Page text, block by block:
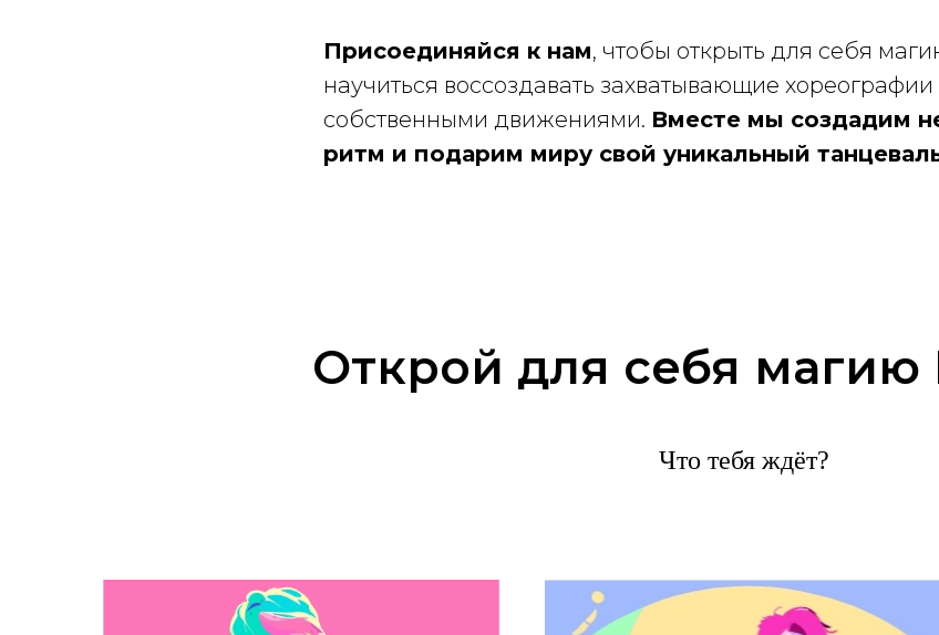
Присоединяйся к нам, чтобы открыть для себя
научиться воссоздавать захватывающие
собственными движениями. Вместе мы создадим
ритм и подарим миру свой уникальный
Открой для себя
Что тебя ждёт?